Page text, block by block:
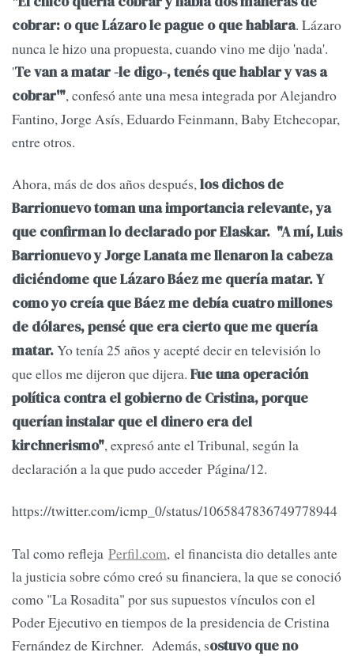
cobrar: o que Lázaro le pague o que hablara. Lázaro
nunca le hizo una propuesta, cuando vino me dijo 'nada'.
'Te van a matar -le digo-, tenés que hablar y vas a
cobrar'", confesó ante una mesa integrada por Alejandro
Fantino, Jorge Asís, Eduardo Feinmann, Baby Etchecopar,
entre otros.
Ahora, más de dos años después,los dichos de
Barrionuevo toman una importancia relevante, ya
que confirman lo declarado por Elaskar. "A mí, Luis
Barrionuevo y Jorge Lanata me llenaron la cabeza
diciéndome que Lázaro Báez me quería matar. Y
como yo creía que Báez me debía cuatro millones
de dólares, pensé que era cierto que me quería
matar.Yo tenía 25 años y acepté decir en televisión lo
que ellos me dijeron que dijera. Fue una operación
política contra el gobierno de Cristina, porque
querían instalar que el dinero era del
kirchnerismo", expresó ante el Tribunal, según la
declaración a la que pudo acceder Página/12.
https://twitter.com/icmp_0/status/1065847836749778944
Tal como refleja Perfil.com, el financista dio detalles ante
la justicia sobre cómo creó su financiera, la que se conoció
como "La Rosadita" por sus supuestos vínculos con el
Poder Ejecutivo en tiempos de la presidencia de Cristina
Fernández de Kirchner. Además, sostuvo que no